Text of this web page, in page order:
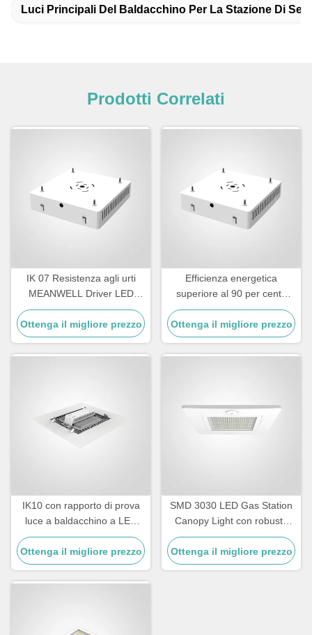
Luci Principali Del Baldacchino Per La Stazione Di
Prodotti Correlati
IK 07 Resistenza agli urti
MEANWELL Driver LED
Canopy Gasoline Station
Light Providing and Durable
Outdoor Lighting Solution
Ottenga il migliore prezzo
Efficienza energetica
superiore al 90 per cento
LED Canopy Light 90 Watt di
potenza Cassa di alluminio a
fusione a fuso progettata per
l'illuminazione commerciale
Ottenga il migliore prezzo
IK10 con rapporto di prova
luce a baldacchino a LED
risparmio energetico design
duraturo adatto per il
parcheggio all'aperto,
garage e illuminazione delle
Ottenga il migliore prezzo
SMD 3030 LED Gas Station
Canopy Light con robusta
cassa in alluminio a fusione
a stampa
Ottenga il migliore prezzo